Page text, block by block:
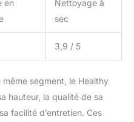
en
Nettoyage à
sec
3,9 / 5
segment, le Healthy
hauteur, la qualité de sa
facilité d’entretien. Ces